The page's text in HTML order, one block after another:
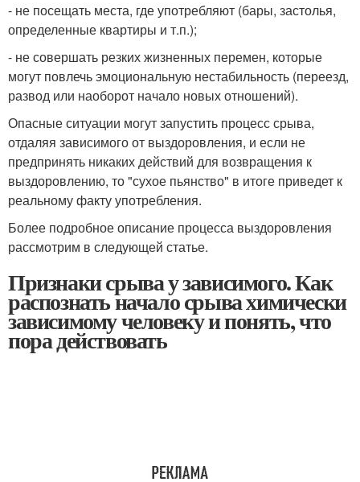
- не посещать места, где употребляют (бары, застолья,
определенные квартиры и т.п.);
- не совершать резких жизненных перемен, которые
могут повлечь эмоциональную нестабильность (переезд,
развод или наоборот начало новых отношений).
Опасные ситуации могут запустить процесс срыва,
отдаляя зависимого от выздоровления, и если не
предпринять никаких действий для возвращения к
выздоровлению, то "сухое пьянство" в итоге приведет к
реальному факту употребления.
Более подробное описание процесса выздоровления
рассмотрим в следующей статье.
Признаки срыва у зависимого. Как
распознать начало срыва химически
зависимому человеку и понять, что
пора действовать